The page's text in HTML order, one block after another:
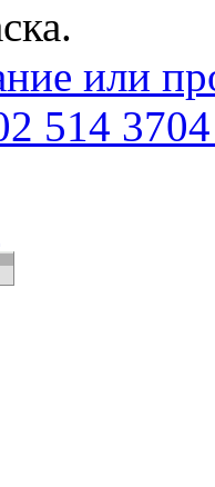
или
514 3704